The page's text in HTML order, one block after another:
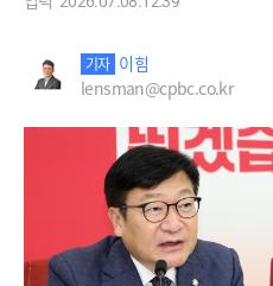
기자 이힘
lensman@cpbc.co.kr